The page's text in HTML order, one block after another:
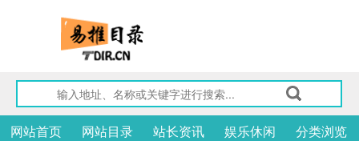
网站首页 网站目录 站长资讯 娱乐休闲
分类浏览